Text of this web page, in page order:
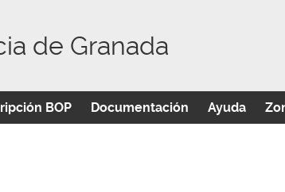
de Granada
BOP Documentación Ayuda